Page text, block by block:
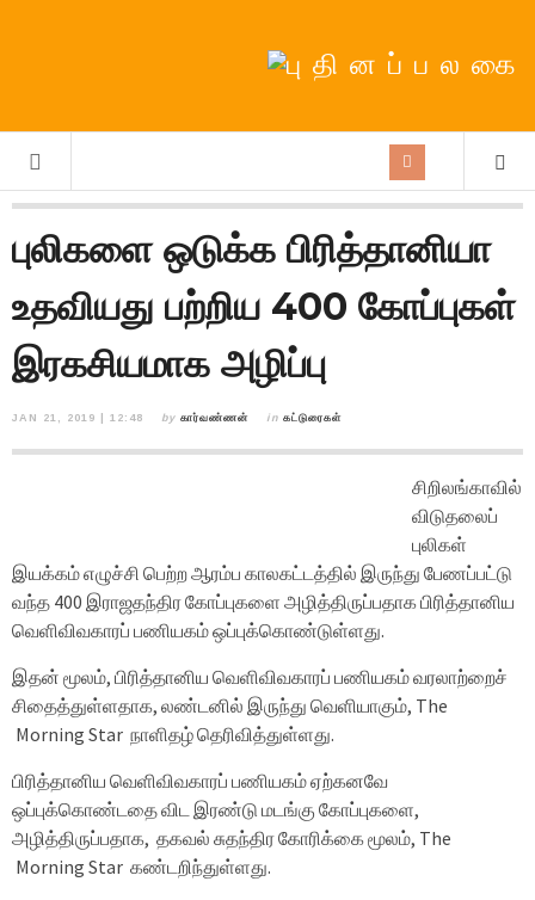
புலிகளை ஒடுக்க பிரித்தானியா
உதவியது பற்றிய 400 கோப்புகள்
இரகசியமாக அழிப்பு
JAN 21, 2019 | 12:48 by கார்வண்ணன் in கட்டுரைகள்
சிறிலங்காவில்
விடுதலைப்
புலிகள்
இயக்கம் எழுச்சி பெற்ற ஆரம்ப காலகட்டத்தில் இருந்து பேணப்பட்டு
வந்த 400 இராஜதந்திர கோப்புகளை அழித்திருப்பதாக பிரித்தானிய
வெளிவிவகாரப் பணியகம் ஒப்புக்கொண்டுள்ளது.
இதன் மூலம், பிரித்தானிய வெளிவிவகாரப் பணியகம் வரலாற்றைச்
சிதைத்துள்ளதாக, லண்டனில் இருந்து வெளியாகும், The
Morning Star நாளிதழ் தெரிவித்துள்ளது.
பிரித்தானிய வெளிவிவகாரப் பணியகம் ஏற்கனவே
ஒப்புக்கொண்டதை விட இரண்டு மடங்கு கோப்புகளை,
அழித்திருப்பதாக, தகவல் சுதந்திர கோரிக்கை மூலம், The
Morning Star கண்டறிந்துள்ளது.